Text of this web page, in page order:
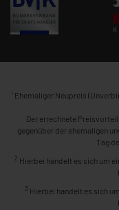
1 Ehemaliger Neupreis
Der errechnete
gegenüber der ehemaligen
Tag
2 Hierbei handelt es sich um
3 Hierbei handelt es sich